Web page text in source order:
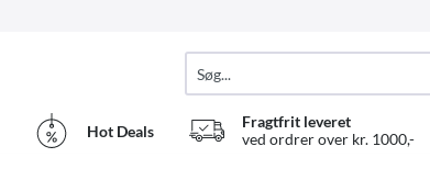
Hot Deals
Fragtfrit leveret
ved ordrer over kr. 1000,-